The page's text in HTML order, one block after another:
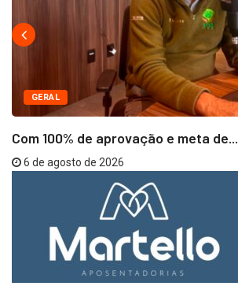
GERAL
Com 100% de aprovação e meta de...
6 de agosto de 2026